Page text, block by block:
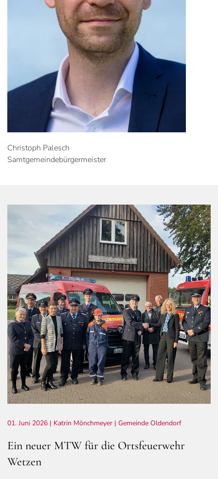
Christoph Palesch
Samtgemeindebürgermeister
01. Juni 2026 | Katrin Mönchmeyer | Gemeinde Oldendorf
Ein neuer MTW für die Ortsfeuerwehr
Wetzen